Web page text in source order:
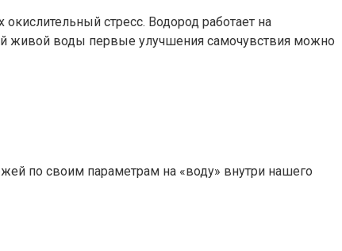
стресс. Водород работает на
живой воды первые улучшения самочувствия можно
по своим параметрам на «воду» внутри нашего